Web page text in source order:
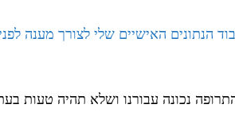
הנתונים האישיים שלי לצורך מענה
נכונה עבורנו ושלא תהיה טעות